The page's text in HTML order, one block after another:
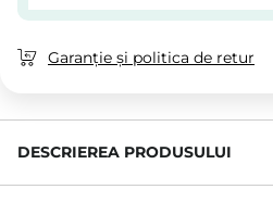
Garanție și politica de retur
DESCRIEREA PRODUSULUI